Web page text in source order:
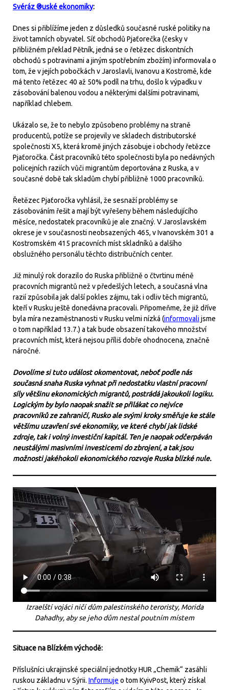
Svéráz ®uské ekonomiky:
Dnes si přiblížíme jeden z důsledků současné ruské politiky na
život tamních obyvatel. Síť obchodů Pjaťorečka (česky v
přibližném překlad Pětník, jedná se o řetězec diskontních
obchodů s potravinami a jiným spotřebním zbožím) informovala o
tom, že v jejích pobočkách v Jaroslavli, Ivanovu a Kostromě, kde
má tento řetězec 40 až 50% podíl na trhu, došlo k výpadku v
zásobování balenou vodou a některými dalšími potravinami,
například chlebem.
Ukázalo se, že to nebylo způsobeno problémy na straně
producentů, potíže se projevily ve skladech distributorské
společnosti X5, která kromě jiných zásobuje i obchody řetězce
Pjaťoročka. Část pracovníků této společnosti byla po nedávných
policejních raziích vůči migrantům deportována z Ruska, a v
současné době tak skladům chybí přibližně 1000 pracovníků.
Řetězec Pjaťoročka vyhlásil, že sesnaží problémy se
zásobováním řešit a mají být vyřešeny během následujícího
měsíce, nedostatek pracovníků je ale značný. V Jaroslavském
okrese je v současnosti neobsazených 465, v Ivanovském 301 a
Kostromském 415 pracovních míst skladníků a dalšího
obslužného personálu těchto distribučních center.
Již minulý rok dorazilo do Ruska přibližně o čtvrtinu méně
pracovních migrantů než v předešlých letech, a současná vlna
razií způsobila jak další pokles zájmu, tak i odliv těch migrantů,
kteří v Rusku ještě donedávna pracovali. Připomeňme, že již dříve
byla míra nezaměstnanosti v Rusku velmi nízká (informovalijsme
o tom například 13.7.) a tak bude obsazení takového množství
pracovních míst, která nejsou příliš dobře ohodnocena, značně
náročné.
Dovolíme si tuto událost okomentovat, neboť podle nás
současná snaha Ruska vyhnat při nedostatku vlastní pracovní
síly většinu ekonomických migrantů, postrádá jakoukoli logiku.
Logickým by bylo naopak snažit se přilákat co nejvíce
pracovníků ze zahraničí, Rusko ale svými kroky směřuje ke stále
většímu uzavření své ekonomiky, ve které chybí jak lidské
zdroje, tak i volný investiční kapitál. Ten je naopak odčerpáván
neustálými masivními investicemi do zbrojení, a tak jsou
možnosti jakéhokoli ekonomického rozvoje Ruska blízké nule.
Izraelští vojáci ničí dům palestinského teroristy, Morida
Dahadhy, aby se jeho dům nestal poutním místem
Situace na Blízkém východě:
Příslušníci ukrajinské speciální jednotky HUR „Chemik“ zasáhli
ruskou základnu v Sýrii. Informuje o tom KyivPost, který získal